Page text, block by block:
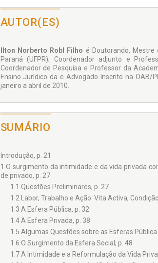
AUTOR(ES)
Ilton Norberto Robl Filho é Doutorando, Mestre
Paraná (UFPR); Coordenador adjunto e
Coordenador de Pesquisa e Professor da
Ensino Jurídico da e Advogado Inscrito na
janeiro a abril de 2010.
SUMÁRIO
Introdução, p. 21
1 O surgimento da intimidade e da vida privada
de privado, p. 27
1.1 Questões Preliminares, p. 27
1.2 Labor, Trabalho e Ação: Vita Activa,
1.3 A Esfera Pública, p. 32
1.4 A Esfera Privada, p. 38
1.5 Algumas Questões sobre as Esferas
1.6 O Surgimento da Esfera Social, p. 48
1.7 A Intimidade e a Reformulação da Vida